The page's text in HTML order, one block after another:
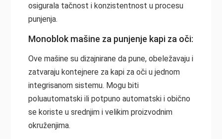
osigurala tačnost i konzistentnost u procesu
punjenja.
Monoblok mašine za punjenje kapi za oči:
Ove mašine su dizajnirane da pune, obeležavaju i
zatvaraju kontejnere za kapi za oči u jednom
integrisanom sistemu. Mogu biti
poluautomatski ili potpuno automatski i obično
se koriste u srednjim i velikim proizvodnim
okruženjima.